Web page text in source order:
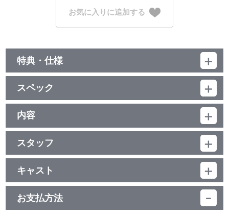
お気に入りに追加する
特典・仕様
特典
◆特典ディスク
・メイキング －舞台ACCAができるまで－
ビジュアル撮影～顔合わせ～稽古風景～公演～千秋楽の様子に
密着。
・キャスト座談会
―ジーン・オータス役 荒木宏文、ニーノ役 丘山晴己、オウル
役 川本 成
―グロッシュラー役 鈴木省吾、リーリウム役 今村ねずみ、ス
ペード役 平川和宏、パスティス役 鷲尾 昇、パイン役 伊藤明賢、モ
ーヴ役 蓮城まこと
・CM&PV
特典
スペック
品番：BCBE-4883
ジャンル：舞台
（本編ﾃﾞｨｽｸ：138分+特典ﾃﾞｨｽｸ：130分）
本編ﾃﾞｨｽｸ：ﾄﾞﾙﾋﾞｰﾃﾞｼﾞﾀﾙ(ｽﾃﾚｵ)／片面2層／16:9(ｽｸｲｰｽﾞ)／ﾋﾞｽﾀｻｲ
特典ﾃﾞｨｽｸ：ﾄﾞﾙﾋﾞｰﾃﾞｼﾞﾀﾙ(ｽﾃﾚｵ)／片面2層／16:9(ｽｸｲｰｽﾞ)／ﾋﾞｽﾀｻｲ
ｽﾞ／カラー／確268分／全1巻
内容
制作年度：2017年
【収録内容】
2017年11月3日～12日 品川プリンスホテル クラブeXにて公演
※本商品は、2017年11月8日公演を編集・収録
13の自治区に分かれた王国にある、巨大統一組織“ACCA（アッ
カ）”。かつてクーデターの危機により結成されたACCAは、国民の
平和を守り続け100年が経とうとしていた。
スタッフ
原作：オノ・ナツメ（掲載 月刊「ビッグガンガン」スクウェア・エ
ニックス刊）／脚本・演出：石井幸一 （一徳会／K・A・G）／音
楽：滝千奈美／作詞：うえのけいこ／振付：黒田育世／美術：青木
哲也／照明：紀 大輔／音響：門田圭介／映像：藤田陽平、横山 翼
／衣裳：屋島裕樹（ファムリズム）／ヘアメイク：井村祥子（アト
リエレオパード）／演出助手：井口綾子／歌唱指導：浅井さやか／
キャスト
ジーン・オータス：荒木宏文／ニーノ：丘山晴己／スペード：平川
和宏／パスティス：鷲尾 昇／パイン：伊藤明賢／モーヴ：蓮城まこ
と／オウル：川本 成／ウォーブラー：伊阪達也／ビスキュイ：鳶野
お支払方法